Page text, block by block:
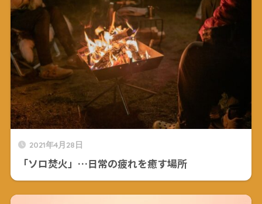
2021年4月28日
「ソロ焚火」…日常の疲れを癒す場所